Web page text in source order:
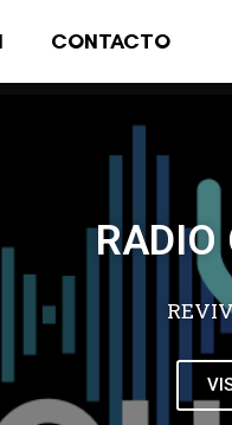
CONTACTO
RADIO